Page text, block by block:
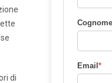
di
Email *